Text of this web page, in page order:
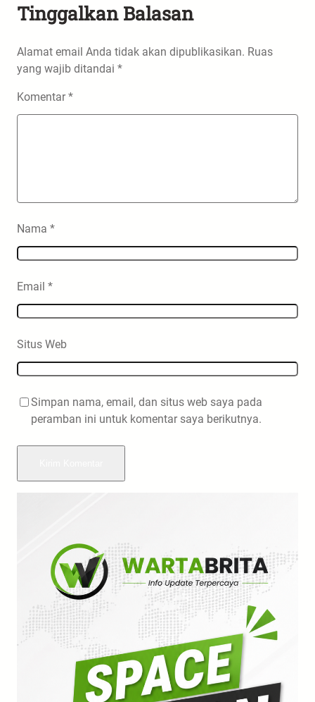
Tinggalkan Balasan
Alamat email Anda tidak akan dipublikasikan. Ruas
yang wajib ditandai *
Komentar*
Nama *
Email *
Situs Web
Simpan nama, email, dan situs web saya pada
peramban ini untuk komentar saya berikutnya.